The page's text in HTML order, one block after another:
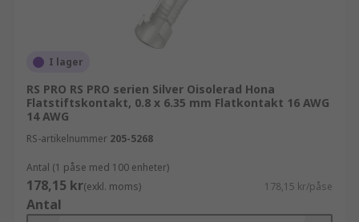
Vad används spadkontakter till?
Spadkontakter används i stor utsträckning i
hushållsapparater, datorer, bilar och
ljudanslutnings-/snabbfrånkopplingssystem.
Andra tillämpningar inkluderar datorer och
telekommunikationsutrustning.
I lager
RS PRO RS PRO serien Silver Oisolerad Hona
Flatstiftskontakt, 0.8 x 6.35 mm Flatkontakt 16 AWG
14 AWG
RS-artikelnummer 205-5268
Antal (1 påse med 100 enheter)
178,15 kr(exkl. moms) 178,15 kr/påse
Antal